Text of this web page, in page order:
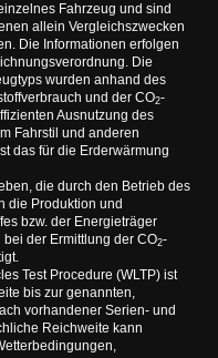
Fahrzeug und sind
allein Vergleichszwecken
Die Informationen erfolgen
Die
wurden anhand des
und der CO2-
Ausnutzung des
Fahrstil und anderen
das für die Erderwärmung
die durch den Betrieb des
die Produktion und
bzw. der Energieträger
der Ermittlung der CO2-
Test Procedure (WLTP) ist
bis zur genannten,
vorhandener Serien- und
Reichweite kann